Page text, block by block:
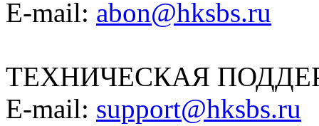
E-mail: abon@hksbs.ru
ТЕХНИЧЕСКАЯ
E-mail: support@hksbs.ru